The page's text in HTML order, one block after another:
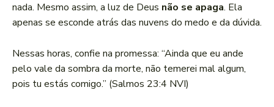
nada. Mesmo assim, a luz de Deus não se apaga. Ela
apenas se esconde atrás das nuvens do medo e da dúvida.
Nessas horas, confie na promessa: “Ainda que eu ande
pelo vale da sombra da morte, não temerei mal algum,
pois tu estás comigo.” (Salmos 23:4 NVI)